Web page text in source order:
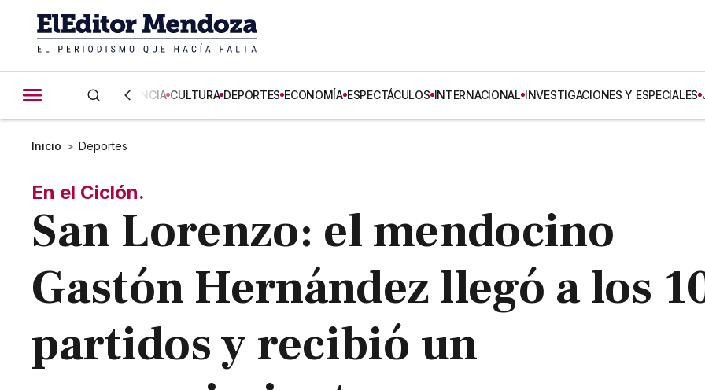
CIENCIA CULTURA DEPORTES ECONOMÍA ESPECTÁCULOS INTERNACIONAL INVESTIGACIONES Y ESPECIALES
Inicio > Deportes
En el Ciclón.
San Lorenzo: el mendocino
Gastón Hernández llegó a los
partidos y recibió un